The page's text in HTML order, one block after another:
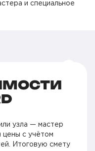
и специальное
узла — мастер
цены с учётом
Итоговую смету